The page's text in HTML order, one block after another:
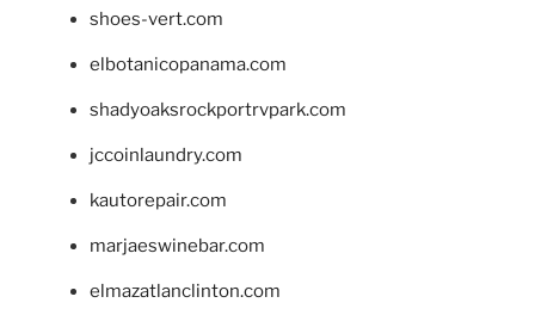
shoes-vert.com
elbotanicopanama.com
shadyoaksrockportrvpark.com
jccoinlaundry.com
kautorepair.com
marjaeswinebar.com
elmazatlanclinton.com